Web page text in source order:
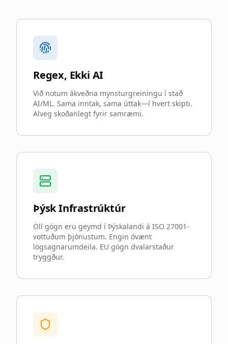
Regex, Ekki AI
Við notum ákveðna mynsturgreiningu í stað
AI/ML. Sama inntak, sama úttak—í hvert skipti.
Alveg skoðanlegt fyrir samræmi.
Þýsk Infrastrúktúr
Öll gögn eru geymd í Þýskalandi á ISO 27001-
vottuðum þjónustum. Engin óvænt
lögsagnarumdeila. EU gögn dvalarstaður
tryggður.